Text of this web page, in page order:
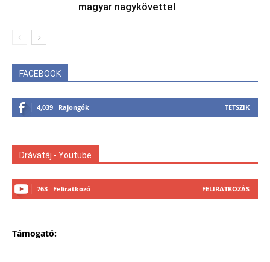
magyar nagykövettel
FACEBOOK
4,039 Rajongók TETSZIK
Drávatáj - Youtube
763 Feliratkozó FELIRATKOZÁS
Támogató: